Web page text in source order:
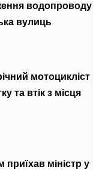
водопроводу
вулиць
мотоцикліст
та втік з місця
приїхав міністр у